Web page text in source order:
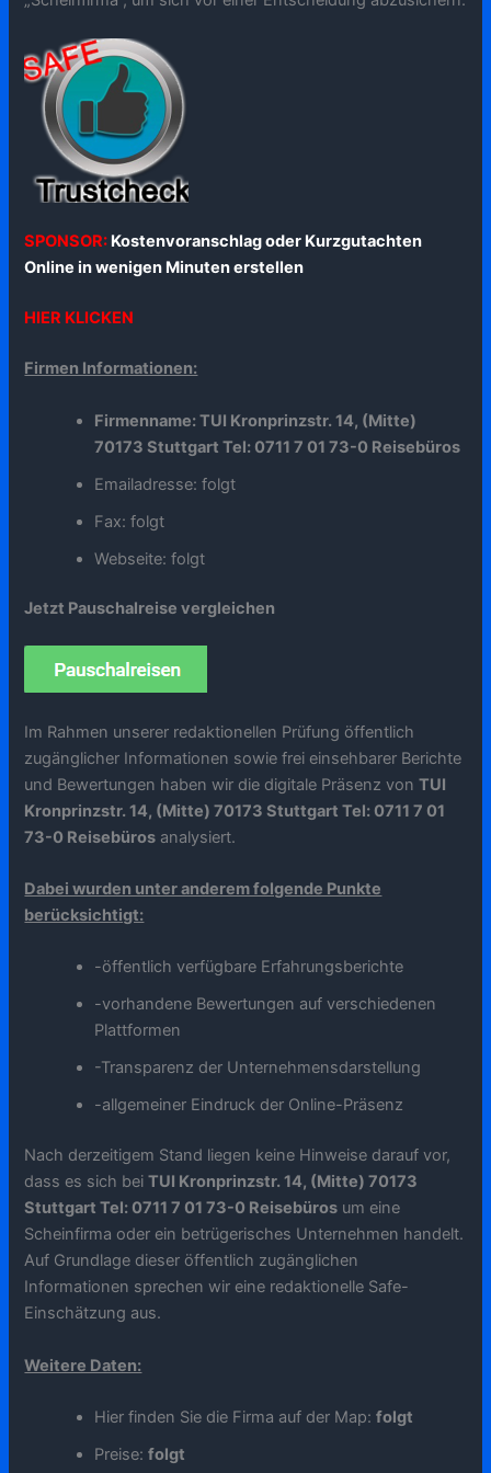
SPONSOR: Kostenvoranschlag oder Kurzgutachten
Online in wenigen Minuten erstellen
HIER KLICKEN
Firmen Informationen:
Firmenname: TUI Kronprinzstr. 14, (Mitte)
70173 Stuttgart Tel: 0711 7 01 73-0 Reisebüros
Emailadresse: folgt
Fax: folgt
Webseite: folgt
Jetzt Pauschalreise vergleichen
Im Rahmen unserer redaktionellen Prüfung öffentlich
zugänglicher Informationen sowie frei einsehbarer Berichte
und Bewertungen haben wir die digitale Präsenz vonTUI
Kronprinzstr. 14, (Mitte) 70173 Stuttgart Tel: 0711 7 01
73-0 Reisebüros analysiert.
Dabei wurden unter anderem folgende Punkte
berücksichtigt:
-öffentlich verfügbare Erfahrungsberichte
-vorhandene Bewertungen auf verschiedenen
Plattformen
-Transparenz der Unternehmensdarstellung
-allgemeiner Eindruck der Online-Präsenz
Nach derzeitigem Stand liegen keine Hinweise darauf vor,
dass es sich beiTUI Kronprinzstr. 14, (Mitte) 70173
Stuttgart Tel: 0711 7 01 73-0 Reisebüros um eine
Scheinfirma oder ein betrügerisches Unternehmen handelt.
Auf Grundlage dieser öffentlich zugänglichen
Informationen sprechen wir eine redaktionelle Safe-
Einschätzung aus.
Weitere Daten:
Hier finden Sie die Firma auf der Map:folgt
Preise:folgt